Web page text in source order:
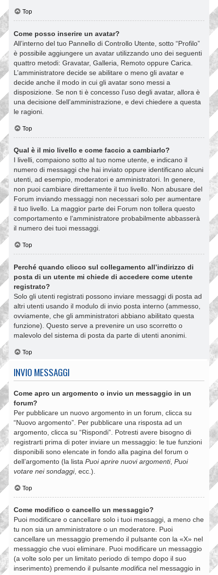
Top
Come posso inserire un avatar?
All’interno del tuo Pannello di Controllo Utente, sotto “Profilo”
è possibile aggiungere un avatar utilizzando uno dei seguenti
quattro metodi: Gravatar, Galleria, Remoto oppure Carica.
L’amministratore decide se abilitare o meno gli avatar e
decide anche il modo in cui gli avatar sono messi a
disposizione. Se non ti è concesso l’uso degli avatar, allora è
una decisione dell’amministrazione, e devi chiedere a questa
le ragioni.
Top
Qual è il mio livello e come faccio a cambiarlo?
I livelli, compaiono sotto al tuo nome utente, e indicano il
numero di messaggi che hai inviato oppure identificano alcuni
utenti, ad esempio, moderatori e amministratori. In genere,
non puoi cambiare direttamente il tuo livello. Non abusare del
Forum inviando messaggi non necessari solo per aumentare
il tuo livello. La maggior parte dei Forum non tollera questo
comportamento e l’amministratore probabilmente abbasserà
il numero dei tuoi messaggi.
Top
Perché quando clicco sul collegamento all’indirizzo di
posta di un utente mi chiede di accedere come utente
registrato?
Solo gli utenti registrati possono inviare messaggi di posta ad
altri utenti usando il modulo di invio posta interno (ammesso,
ovviamente, che gli amministratori abbiano abilitato questa
funzione). Questo serve a prevenire un uso scorretto o
malevolo del sistema di posta da parte di utenti anonimi.
Top
INVIO MESSAGGI
Come apro un argomento o invio un messaggio in un
forum?
Per pubblicare un nuovo argomento in un forum, clicca su
“Nuovo argomento”. Per pubblicare una risposta ad un
argomento, clicca su “Rispondi”. Potresti avere bisogno di
registrarti prima di poter inviare un messaggio: le tue funzioni
disponibili sono elencate in fondo alla pagina del forum o
dell’argomento (la lista Puoi aprire nuovi argomenti, Puoi
votare nei sondaggi, ecc.).
Top
Come modifico o cancello un messaggio?
Puoi modificare o cancellare solo i tuoi messaggi, a meno che
tu non sia un amministratore o un moderatore. Puoi
cancellare un messaggio premendo il pulsante con la «X» nel
messaggio che vuoi eliminare. Puoi modificare un messaggio
(a volte solo per un limitato periodo di tempo dopo il suo
inserimento) premendo il pulsante modifica nel messaggio in